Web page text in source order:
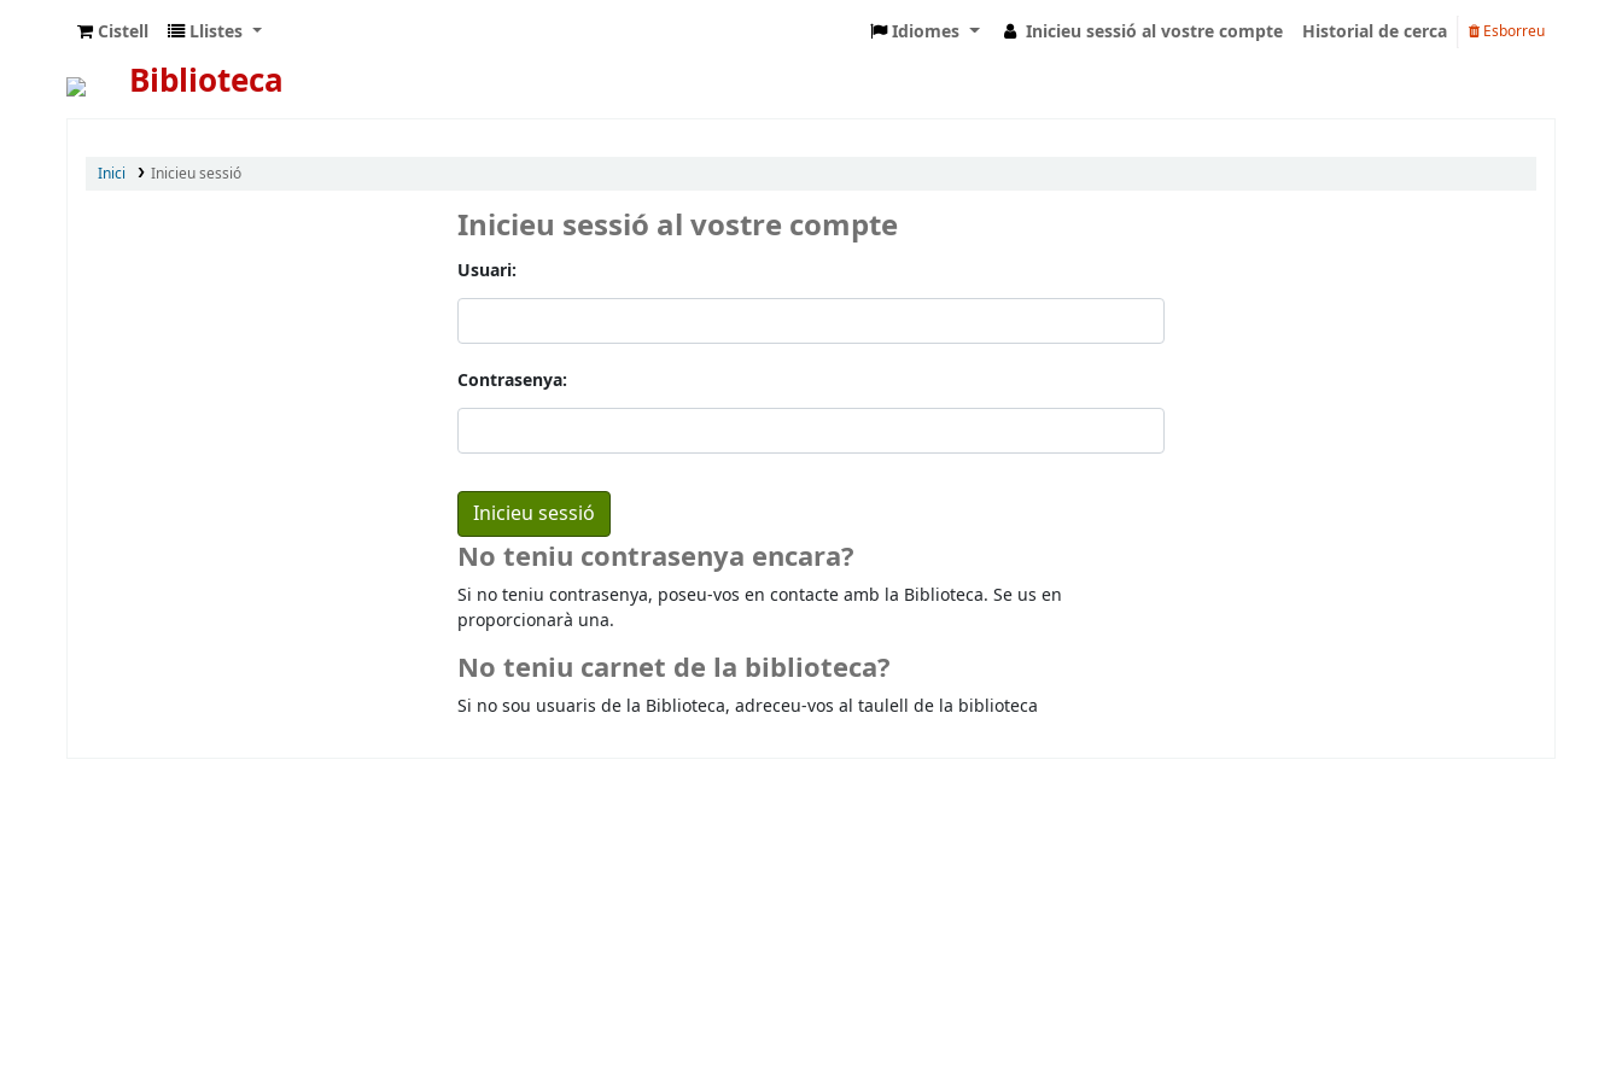
Cistell Llistes Idiomes Inicieu sessió al vostre compte Historial de cerca Esborreu
Biblioteca
Inici Inicieu sessió
Inicieu sessió al vostre compte
Usuari:
Contrasenya:
No teniu contrasenya encara?
Si no teniu contrasenya, poseu-vos en contacte amb la Biblioteca. Se us en
proporcionarà una.
No teniu carnet de la biblioteca?
Si no sou usuaris de la Biblioteca, adreceu-vos al taulell de la biblioteca